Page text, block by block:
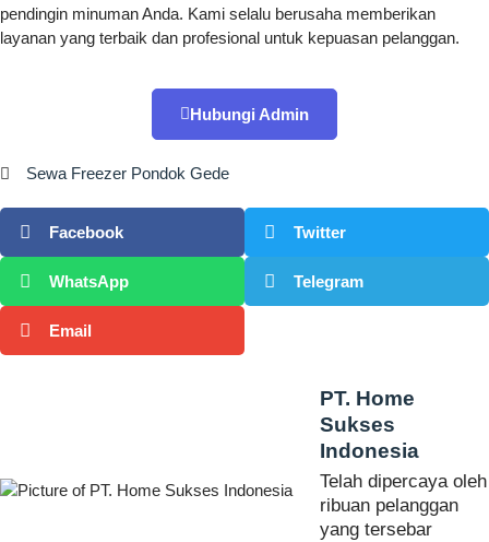
pendingin minuman Anda. Kami selalu berusaha memberikan
layanan yang terbaik dan profesional untuk kepuasan pelanggan.
Hubungi Admin
Sewa Freezer Pondok Gede
Facebook Twitter
WhatsApp Telegram
Email
PT. Home
Sukses
Indonesia
Telah dipercaya oleh
ribuan pelanggan
yang tersebar